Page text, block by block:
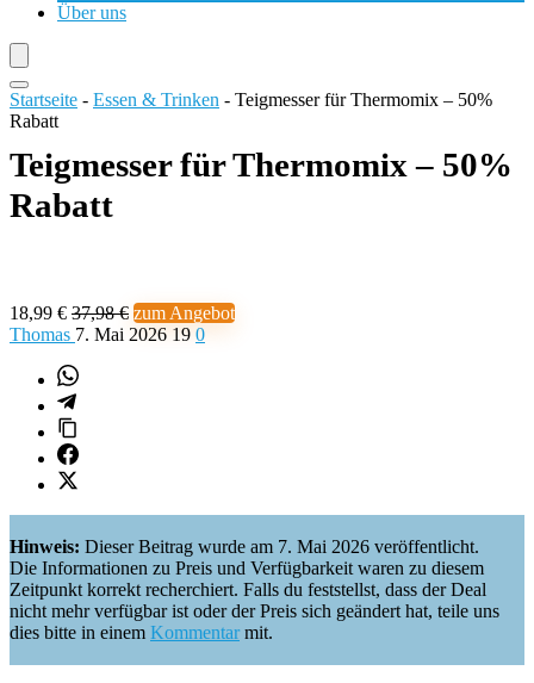
Über uns
Startseite - Essen & Trinken - Teigmesser für Thermomix – 50%
Rabatt
Teigmesser für Thermomix – 50%
Rabatt
18,99 € 37,98 € zum Angebot
Thomas 7. Mai 2026 19 0
Hinweis: Dieser Beitrag wurde am 7. Mai 2026 veröffentlicht.
Die Informationen zu Preis und Verfügbarkeit waren zu diesem
Zeitpunkt korrekt recherchiert. Falls du feststellst, dass der Deal
nicht mehr verfügbar ist oder der Preis sich geändert hat, teile uns
dies bitte in einem Kommentarmit.